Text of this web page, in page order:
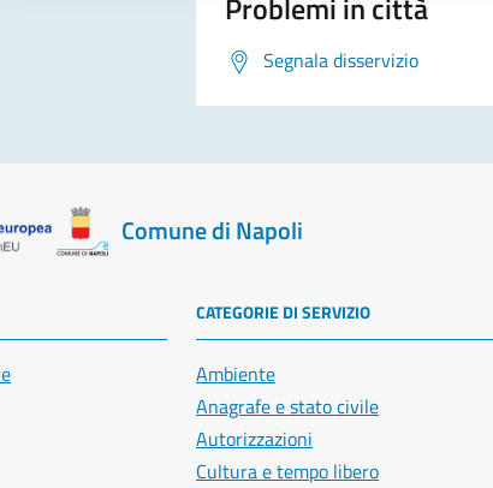
Segnala disservizio
Comune di Napoli
CATEGORIE DI SERVIZIO
Ambiente
Anagrafe e stato civile
Autorizzazioni
Cultura e tempo libero